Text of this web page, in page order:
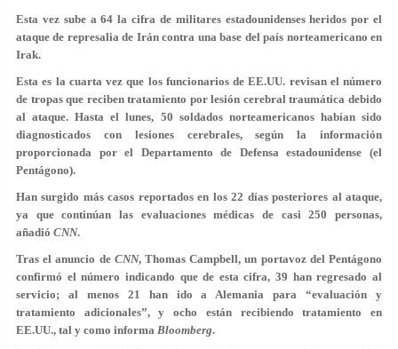
Esta vez sube a 64 la cifra de militares estadounidenses heridos por el
ataque de represalia de Irán contra una base del país norteamericano en
Irak.
Esta es la cuarta vez que los funcionarios de EE.UU. revisan el número
de tropas que reciben tratamiento por lesión cerebral traumática debido
al ataque. Hasta el lunes, 50 soldados norteamericanos habían sido
diagnosticados con lesiones cerebrales, según la información
proporcionada por el Departamento de Defensa estadounidense (el
Pentágono).
Han surgido más casos reportados en los 22 días posteriores al ataque,
ya que continúan las evaluaciones médicas de casi 250 personas,
añadió CNN.
Tras el anuncio de CNN, Thomas Campbell, un portavoz del Pentágono
confirmó el número indicando que de esta cifra, 39 han regresado al
servicio; al menos 21 han ido a Alemania para “evaluación y
tratamiento adicionales”, y ocho están recibiendo tratamiento en
EE.UU., tal y como informa Bloomberg.